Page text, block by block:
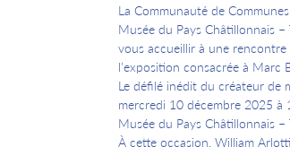
La Communauté de
Musée du Pays Châtillonnais
vous accueillir à une
l’exposition consacrée à Marc
Le défilé inédit du créateur de
mercredi 10 décembre 2025 à
Musée du Pays Châtillonnais –
À cette occasion, William